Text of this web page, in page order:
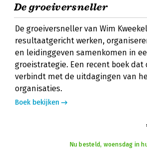
De groeiversneller
De groeiversneller van Wim
resultaatgericht werken,
en leidinggeven samenkomen in
groeistrategie. Een recent boek dat
verbindt met de uitdagingen van
organisaties.
Boek bekijken
Nu besteld, woensdag in